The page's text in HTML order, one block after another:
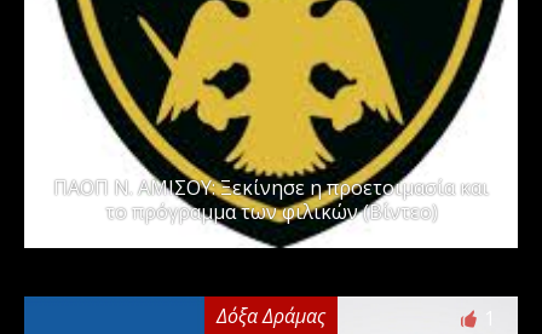
ΠΑΟΠ Ν. ΑΜΙΣΟΥ: Ξεκίνησε η προετοιμασία και
το πρόγραμμα των φιλικών (Βίντεο)
Δόξα Δράμας